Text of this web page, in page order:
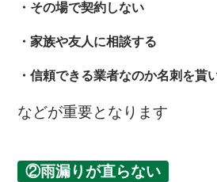
・その場で契約しない
・家族や友人に相談する
・信頼できる業者なのか名刺を貰
などが重要となります
②雨漏りが直らない